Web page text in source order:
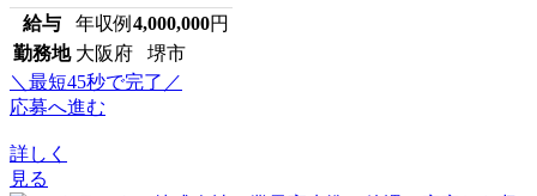
給与 年収例 4,000,000円
勤務地 大阪府 堺市
＼最短45秒で完了／
応募へ進む
詳しく
見る